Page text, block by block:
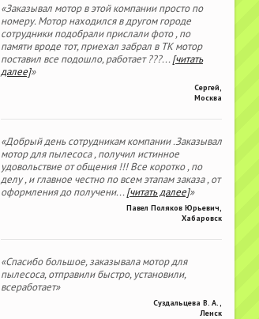
«Заказывал мотор в этой компании просто по
номеру. Мотор находился в другом городе
сотрудники подобрали прислали фото , по
памяти вроде тот, приехал забрал в ТК мотор
поставил все подошло, работает ???...[читать
далее]»
Сергей
Москва
«Добрый день сотрудникам компании .Заказывал
мотор для пылесоса , получил истинное
удовольствие от общения !!! Все коротко , по
делу , и главное честно по всем этапам заказа , от
оформления до получени...[читать далее]»
Павел Поляков Юрьевич
Хабаровск
«Спасибо большое, заказывала мотор для
пылесоса, отправили быстро, установили,
всеработает»
Суздальцева В. А.
Ленск